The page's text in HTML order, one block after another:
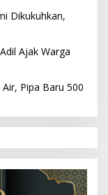
Dikukuhkan,
Ajak Warga
Pipa Baru 500